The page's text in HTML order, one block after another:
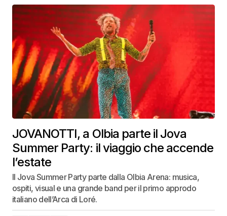
JOVANOTTI, a Olbia parte il Jova
Summer Party: il viaggio che accende
l’estate
Il Jova Summer Party parte dalla Olbia Arena: musica,
ospiti, visual e una grande band per il primo approdo
italiano dell’Arca di Loré.